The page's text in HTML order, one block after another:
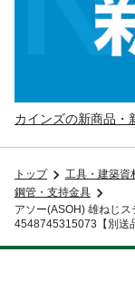
カインズの新商品・
トップ 工具・建築資
鋼管・支持金具
アソー(ASOH) 雄ねじ
4548745315073【別送